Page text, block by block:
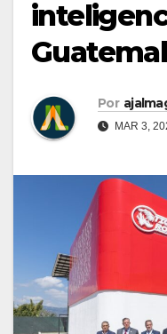
Por
MAR 3,